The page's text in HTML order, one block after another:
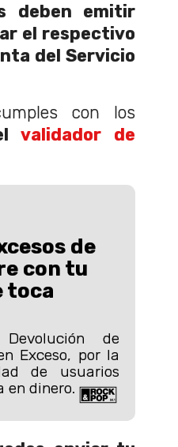
deben emitir
el respectivo
del Servicio
con los
validador de
de
con tu
toca
de
Exceso, por la
de usuarios
en dinero.